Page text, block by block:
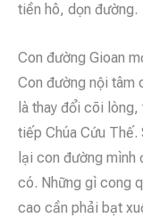
tiền hô, dọn đường.
Con đường Gioan
Con đường nội tâm
là thay đổi cõi
tiếp Chúa Cứu Thế.
lại con đường mình
có. Những gì cong
cao cần phải bạt